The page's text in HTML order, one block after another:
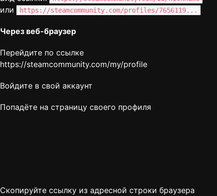
или https://steamcommunity.com/profiles/7656119...
Через веб-браузер
Перейдите по ссылке
https://steamcommunity.com/my/profile
Войдите в свой аккаунт
Попадёте на страницу своего профиля
Скопируйте ссылку из адресной строки браузера